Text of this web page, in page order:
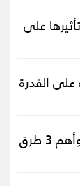
على
القدرة
تعرف على مدة بقاء الكوكايين في الجسم وأهم 3 طرق